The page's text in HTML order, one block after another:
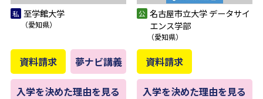
至学館大学
（愛知県）
資料請求 夢ナビ講義
入学を決めた理由を見る
名古屋市立大学 データサイ
エンス学部
（愛知県）
資料請求
入学を決めた理由を見る